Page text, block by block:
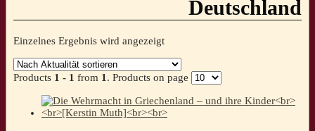
Deutschland
Einzelnes Ergebnis wird angezeigt
Products 1 - 1 from 1 . Products on page